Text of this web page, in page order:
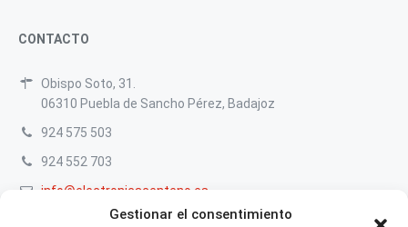
Gestionar el consentimiento
CONTACTO
Obispo Soto, 31.
06310 Puebla de Sancho Pérez, Badajoz
924 575 503
924 552 703
info@electronicacenteno.es